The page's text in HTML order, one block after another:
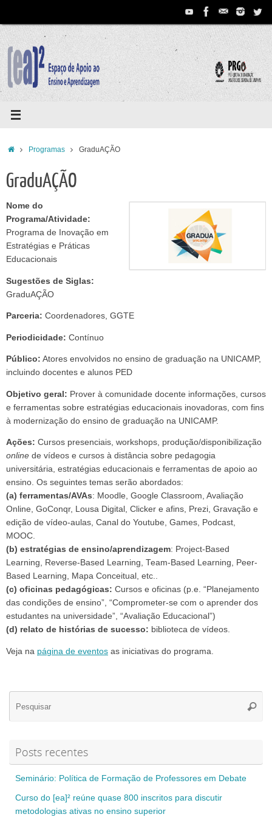
conteúdo
HomeProgramas GraduAÇÃO
GraduAÇÃO
Nome do
Programa/Atividade:
Programa de Inovação em
Estratégias e Práticas
Educacionais
Sugestões de Siglas:
GraduAÇÃO
Parceria: Coordenadores, GGTE
Periodicidade: Contínuo
Público: Atores envolvidos no ensino de graduação na UNICAMP,
incluindo docentes e alunos PED
Objetivo geral: Prover à comunidade docente informações, cursos
e ferramentas sobre estratégias educacionais inovadoras, com fins
à modernização do ensino de graduação na UNICAMP.
Ações: Cursos presenciais, workshops, produção/disponibilização
online de vídeos e cursos à distância sobre pedagogia
universitária, estratégias educacionais e ferramentas de apoio ao
ensino. Os seguintes temas serão abordados:
(a) ferramentas/AVAs: Moodle, Google Classroom, Avaliação
Online, GoConqr, Lousa Digital, Clicker e afins, Prezi, Gravação e
edição de vídeo-aulas, Canal do Youtube, Games, Podcast,
MOOC.
(b) estratégias de ensino/aprendizagem: Project-Based
Learning, Reverse-Based Learning, Team-Based Learning, Peer-
Based Learning, Mapa Conceitual, etc..
(c) oficinas pedagógicas: Cursos e oficinas (p.e. “Planejamento
das condições de ensino”, “Comprometer-se com o aprender dos
estudantes na universidade”, “Avaliação Educacional”)
(d) relato de histórias de sucesso: biblioteca de vídeos.
Veja na página de eventos as iniciativas do programa.
Posts recentes
Seminário: Política de Formação de Professores em Debate
Curso do [ea]² reúne quase 800 inscritos para discutir
metodologias ativas no ensino superior